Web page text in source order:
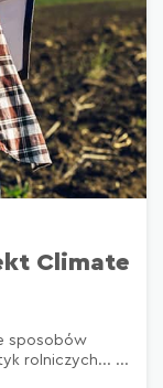
Climate
sposobów
rolniczych... ...